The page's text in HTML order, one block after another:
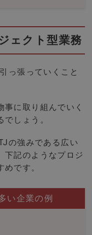
ェクト型業務
っ張っていくこと
に取り組んでいく
しょう。
の強みである広い
下記のようなプロジ
です。
い企業の例